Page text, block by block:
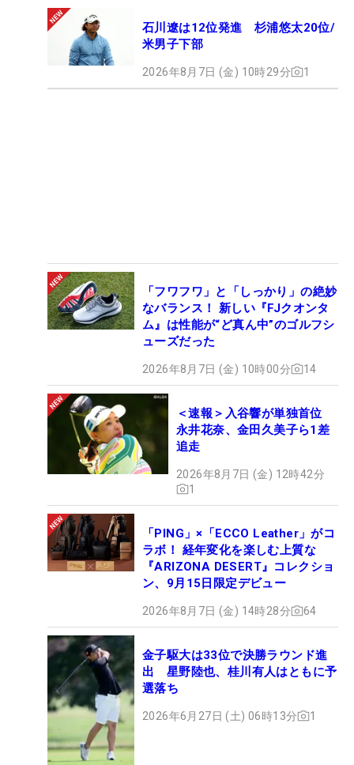
石川遼は12位発進 杉浦悠太20位/
米男子下部
2026年8月7日 (金) 10時29分 1
「フワフワ」と「しっかり」の絶妙
なバランス！ 新しい『FJクオンタ
ム』は性能が“ど真ん中”のゴルフシ
ューズだった
2026年8月7日 (金) 10時00分 14
＜速報＞入谷響が単独首位
永井花奈、金田久美子ら1差
追走
2026年8月7日 (金) 12時42分
1
「PING」×「ECCO Leather」がコ
ラボ！ 経年変化を楽しむ上質な
『ARIZONA DESERT』コレクショ
ン、9月15日限定デビュー
2026年8月7日 (金) 14時28分 64
金子駆大は33位で決勝ラウンド進
出 星野陸也、桂川有人はともに予
選落ち
2026年6月27日 (土) 06時13分 1